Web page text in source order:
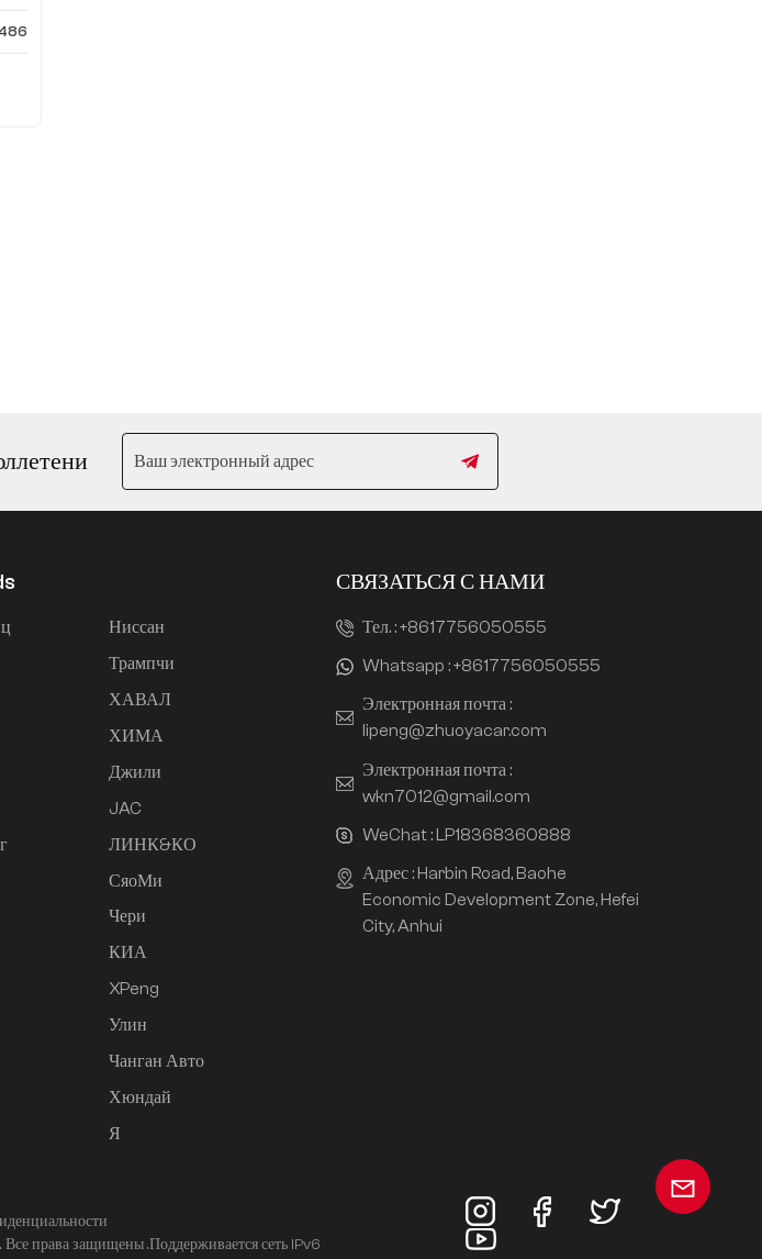
Ниссан
Трампчи
ХАВАЛ
ХИМА
Джили
JAC
ЛИНК&КО
СяоМи
Чери
КИА
XPeng
Улин
Чанган Авто
Хюндай
Я
СВЯЗАТЬСЯ С НАМИ
Тел. :+8617756050555
Whatsapp :+8617756050555
Электронная почта :
lipeng@zhuoyacar.com
Электронная почта :
wkn7012@gmail.com
WeChat : LP18368360888
Адрес : Harbin Road, Baohe
Economic Development Zone, Hefei
City, Anhui
права защищены .Поддерживается сеть IPv6